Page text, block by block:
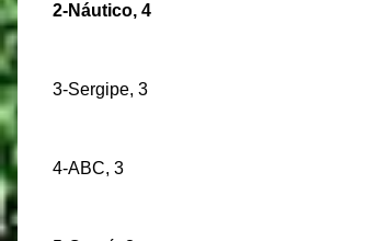
2-Náutico, 4
3-Sergipe, 3
4-ABC, 3